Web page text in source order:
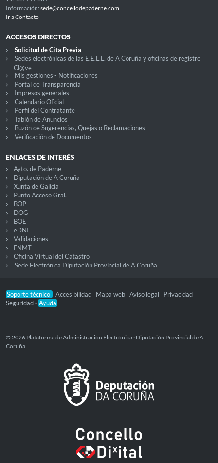
Información: sede@concellodepaderne.com
Ir a Contacto
ACCESOS DIRECTOS
Solicitud de Cita Previa
Sedes electrónicas de las E.E.L.L. de A Coruña y oficinas de registro
Cl@ve
Mis gestiones - Notificaciones
Portal de Transparencia
Impresos generales
Calendario Oficial
Perfil del Contratante
Tablón de Anuncios
Buzón de Sugerencias, Quejas o Reclamaciones
Verificación de Documentos
ENLACES DE INTERÉS
Ayto. de Paderne
Diputación de A Coruña
Xunta de Galicia
Punto Acceso Gral.
BOP
DOG
BOE
eDNI
Validaciones
FNMT
Oficina Virtual del Catastro
Sede Electrónica Diputación Provincial de A Coruña
Soporte técnico -Accesibilidad - Mapa web -Aviso legal - Privacidad -
Seguridad - Ayuda
© 2026 Plataforma de Administración Electrónica · Diputación Provincial de A
Coruña